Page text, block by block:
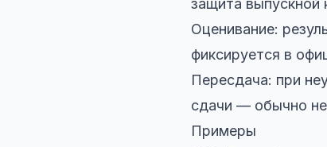
защита выпускной
Оценивание:
фиксируется в
Пересдача: при
сдачи — обычно не
Примеры